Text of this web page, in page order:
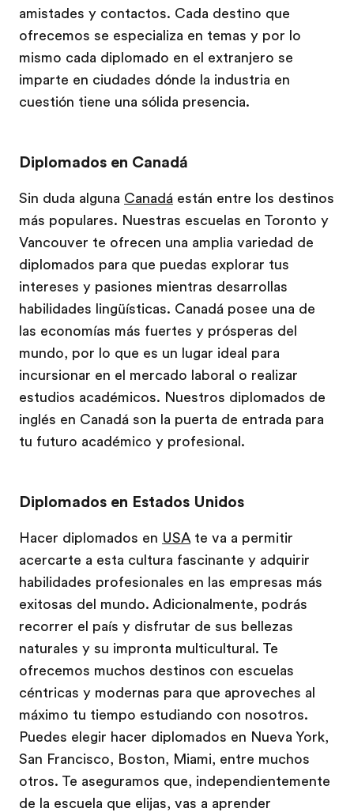
amistades y contactos. Cada destino que
ofrecemos se especializa en temas y por lo
mismo cada diplomado en el extranjero se
imparte en ciudades dónde la industria en
cuestión tiene una sólida presencia.
Diplomados en Canadá
Sin duda alguna Canadá están entre los destinos
más populares. Nuestras escuelas en Toronto y
Vancouver te ofrecen una amplia variedad de
diplomados para que puedas explorar tus
intereses y pasiones mientras desarrollas
habilidades lingüísticas. Canadá posee una de
las economías más fuertes y prósperas del
mundo, por lo que es un lugar ideal para
incursionar en el mercado laboral o realizar
estudios académicos. Nuestros diplomados de
inglés en Canadá son la puerta de entrada para
tu futuro académico y profesional.
Diplomados en Estados Unidos
Hacer diplomados en USAte va a permitir
acercarte a esta cultura fascinante y adquirir
habilidades profesionales en las empresas más
exitosas del mundo. Adicionalmente, podrás
recorrer el país y disfrutar de sus bellezas
naturales y su impronta multicultural. Te
ofrecemos muchos destinos con escuelas
céntricas y modernas para que aproveches al
máximo tu tiempo estudiando con nosotros.
Puedes elegir hacer diplomados en Nueva York,
San Francisco, Boston, Miami, entre muchos
otros. Te aseguramos que, independientemente
de la escuela que elijas, vas a aprender